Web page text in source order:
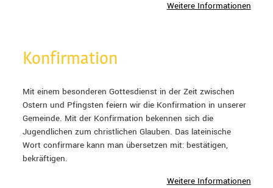
Weitere Informationen
Konfirmation
Mit einem besonderen Gottesdienst in der Zeit zwischen
Ostern und Pfingsten feiern wir die Konfirmation in unserer
Gemeinde. Mit der Konfirmation bekennen sich die
Jugendlichen zum christlichen Glauben. Das lateinische
Wort confirmare kann man übersetzen mit: bestätigen,
bekräftigen.
Weitere Informationen